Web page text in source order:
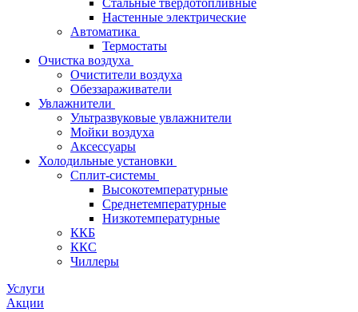
Стальные твердотопливные
Настенные электрические
Автоматика
Термостаты
Очистка воздуха
Очистители воздуха
Обеззараживатели
Увлажнители
Ультразвуковые увлажнители
Мойки воздуха
Аксессуары
Холодильные установки
Сплит-системы
Высокотемпературные
Среднетемпературные
Низкотемпературные
ККБ
ККС
Чиллеры
Услуги
Акции